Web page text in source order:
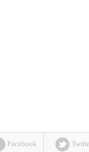
Facebook